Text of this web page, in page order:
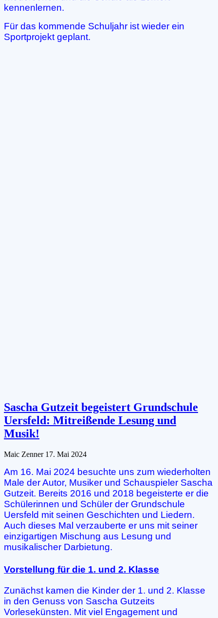
kennenlernen.
Für das kommende Schuljahr ist wieder ein
Sportprojekt geplant.
Sascha Gutzeit begeistert Grundschule
Uersfeld: Mitreißende Lesung und
Musik!
Maic Zenner 17. Mai 2024
Am 16. Mai 2024 besuchte uns zum wiederholten
Male der Autor, Musiker und Schauspieler Sascha
Gutzeit. Bereits 2016 und 2018 begeisterte er die
Schülerinnen und Schüler der Grundschule
Uersfeld mit seinen Geschichten und Liedern.
Auch dieses Mal verzauberte er uns mit seiner
einzigartigen Mischung aus Lesung und
musikalischer Darbietung.
Vorstellung für die 1. und 2. Klasse
Zunächst kamen die Kinder der 1. und 2. Klasse
in den Genuss von Sascha Gutzeits
Vorlesekünsten. Mit viel Engagement und